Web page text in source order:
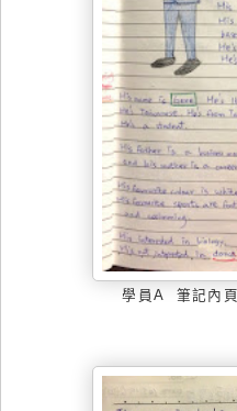
學員 A 筆記內頁